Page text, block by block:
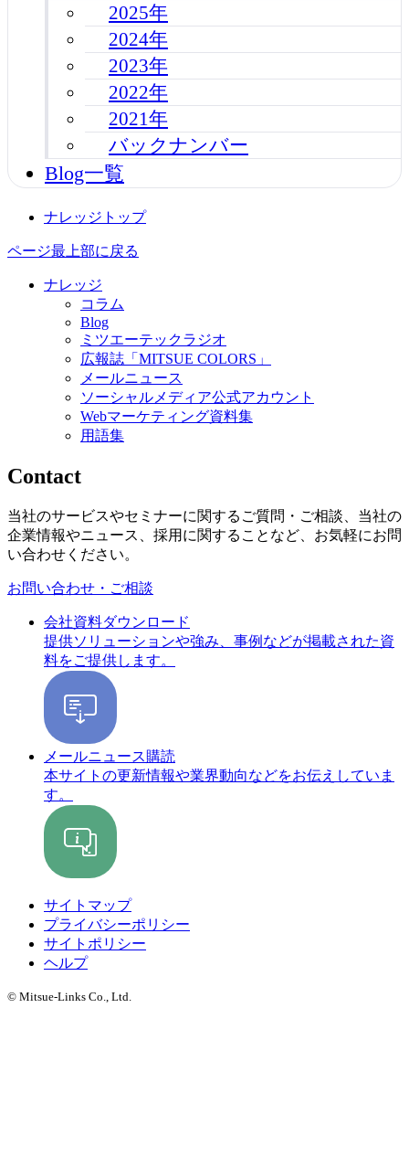
2025年
2024年
2023年
2022年
2021年
バックナンバー
Blog一覧
ナレッジトップ
ページ最上部に戻る
ナレッジ
コラム
Blog
ミツエーテックラジオ
広報誌「MITSUE COLORS」
メールニュース
ソーシャルメディア公式アカウント
Webマーケティング資料集
用語集
Contact
当社のサービスやセミナーに関するご質問・ご相談、当社の
企業情報やニュース、採用に関することなど、お気軽にお問
い合わせください。
お問い合わせ・ご相談
会社資料ダウンロード
提供ソリューションや強み、事例などが掲載された資
料をご提供します。
メールニュース購読
本サイトの更新情報や業界動向などをお伝えしていま
す。
サイトマップ
プライバシーポリシー
サイトポリシー
ヘルプ
© Mitsue-Links Co., Ltd.